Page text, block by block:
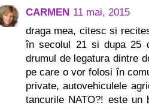
CARMEN 11 mai, 2015
draga mea, citesc si
în secolul 21 si dupa 25
drumul de legatura dintre
pe care o vor folosi în
private, autovehiculele
tancurile NATO?! este